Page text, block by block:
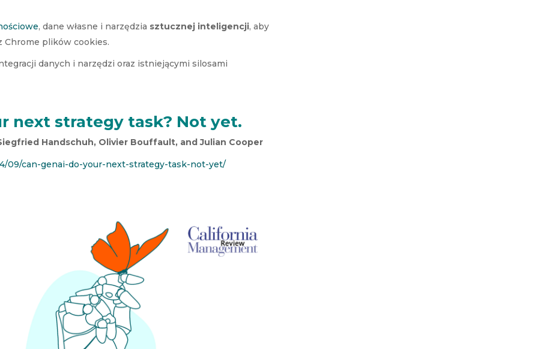
, dane własne i narzędzia sztucznej inteligencji, aby
Chrome plików cookies.
danych i narzędzi oraz istniejącymi silosami
next strategy task? Not yet.
Handschuh, Olivier Bouffault, and Julian Cooper
09/can-genai-do-your-next-strategy-task-not-yet/